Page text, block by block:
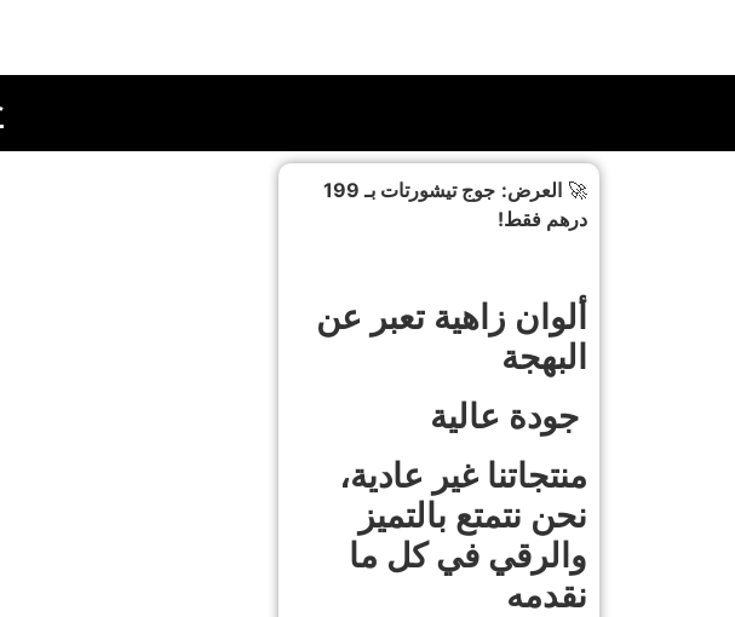
🚀 العرض:
جوج تيشورتات بـ 199
درهم فقط!
ألوان زاهية تعبر عن
البهجة
جودة عالية
منتجاتنا غير عادية،
نحن نتمتع بالتميز
والرقي في كل ما
نقدمه